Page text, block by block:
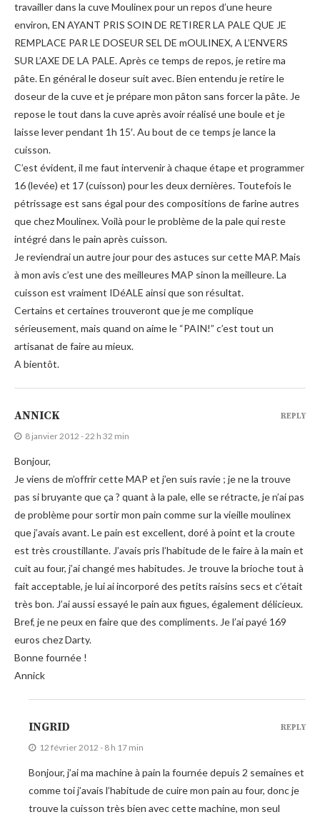
travailler dans la cuve Moulinex pour un repos d’une heure
environ, EN AYANT PRIS SOIN DE RETIRER LA PALE QUE JE
REMPLACE PAR LE DOSEUR SEL DE mOULINEX, A L’ENVERS
SUR L’AXE DE LA PALE. Après ce temps de repos, je retire ma
pâte. En général le doseur suit avec. Bien entendu je retire le
doseur de la cuve et je prépare mon pâton sans forcer la pâte. Je
repose le tout dans la cuve après avoir réalisé une boule et je
laisse lever pendant 1h 15′. Au bout de ce temps je lance la
cuisson.
C’est évident, il me faut intervenir à chaque étape et programmer
16 (levée) et 17 (cuisson) pour les deux dernières. Toutefois le
pétrissage est sans égal pour des compositions de farine autres
que chez Moulinex. Voilà pour le problème de la pale qui reste
intégré dans le pain après cuisson.
Je reviendrai un autre jour pour des astuces sur cette MAP. Mais
à mon avis c’est une des meilleures MAP sinon la meilleure. La
cuisson est vraiment IDéALE ainsi que son résultat.
Certains et certaines trouveront que je me complique
sérieusement, mais quand on aime le “PAIN!” c’est tout un
artisanat de faire au mieux.
A bientôt.
ANNICK
8 janvier 2012 - 22 h 32 min
Bonjour,
Je viens de m’offrir cette MAP et j’en suis ravie ; je ne la trouve
pas si bruyante que ça ? quant à la pale, elle se rétracte, je n’ai pas
de problème pour sortir mon pain comme sur la vieille moulinex
que j’avais avant. Le pain est excellent, doré à point et la croute
est très croustillante. J’avais pris l’habitude de le faire à la main et
cuit au four, j’ai changé mes habitudes. Je trouve la brioche tout à
fait acceptable, je lui ai incorporé des petits raisins secs et c’était
très bon. J’ai aussi essayé le pain aux figues, également délicieux.
Bref, je ne peux en faire que des compliments. Je l’ai payé 169
euros chez Darty.
Bonne fournée !
Annick
REPLY
INGRID
12 février 2012 - 8 h 17 min
Bonjour, j’ai ma machine à pain la fournée depuis 2 semaines et
comme toi j’avais l’habitude de cuire mon pain au four, donc je
trouve la cuisson très bien avec cette machine, mon seul
REPLY